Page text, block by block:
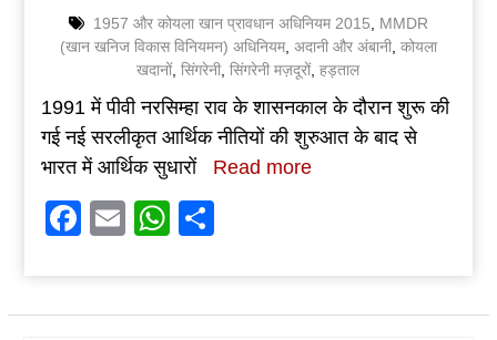
1957 और कोयला खान प्रावधान अधिनियम 2015
MMDR
(खान खनिज विकास विनियमन) अधिनियम, अदानी और अंबानी, कोयला
खदानों,सिंगरेनी ,सिंगरेनी मज़दूरों,हड़ताल
1991 में पीवी नरसिम्हा राव के शासनकाल के दौरान शुरू की
गई नई सरलीकृत आर्थिक नीतियों की शुरुआत के बाद से
भारत में आर्थिक सुधारों
Read more
Facebook
EmailWhatsApp